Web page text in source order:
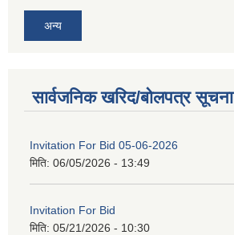
अन्य
सार्वजनिक खरिद/बोलपत्र सूचना
Invitation For Bid 05-06-2026
मिति: 06/05/2026 - 13:49
Invitation For Bid
मिति: 05/21/2026 - 10:30